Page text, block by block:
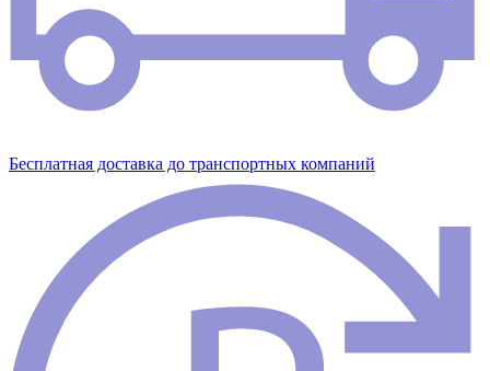
Бесплатная доставка до транспортных компаний